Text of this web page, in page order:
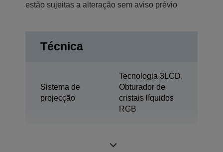
estão sujeitas a alteração sem aviso prévio
Técnica
Sistema de
projecção
Tecnologia 3LCD,
Obturador de
cristais líquidos
RGB